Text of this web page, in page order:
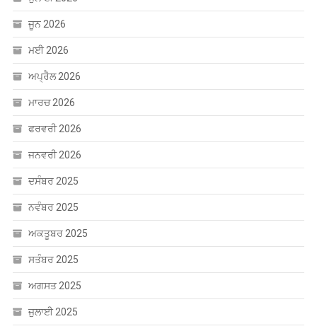
ਅਪ੍ਰੈਲ 2026
ਮਾਰਚ 2026
ਫਰਵਰੀ 2026
ਜਨਵਰੀ 2026
ਦਸੰਬਰ 2025
ਨਵੰਬਰ 2025
ਅਕਤੂਬਰ 2025
ਸਤੰਬਰ 2025
ਅਗਸਤ 2025
ਜੁਲਾਈ 2025
ਜੂਨ 2025
ਮਈ 2025